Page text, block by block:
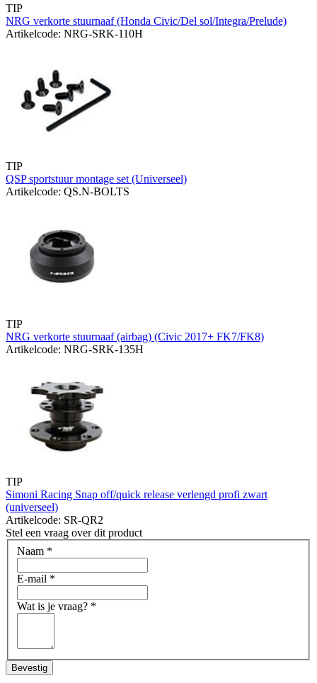
TIP
NRG verkorte stuurnaaf (Honda Civic/Del sol/Integra/Prelude)
Artikelcode: NRG-SRK-110H
TIP
QSP sportstuur montage set (Universeel)
Artikelcode: QS.N-BOLTS
TIP
NRG verkorte stuurnaaf (airbag) (Civic 2017+ FK7/FK8)
Artikelcode: NRG-SRK-135H
TIP
Simoni Racing Snap off/quick release verlengd profi zwart
(universeel)
Artikelcode: SR-QR2
Stel een vraag over dit product
Naam *
E-mail *
Wat is je vraag? *
Bevestig